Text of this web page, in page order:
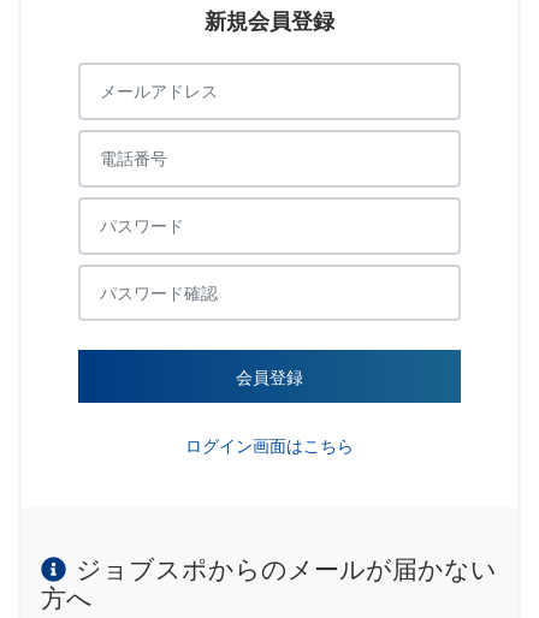
新規会員登録
会員登録
ログイン画面はこちら
ジョブスポからのメールが届かない
方へ